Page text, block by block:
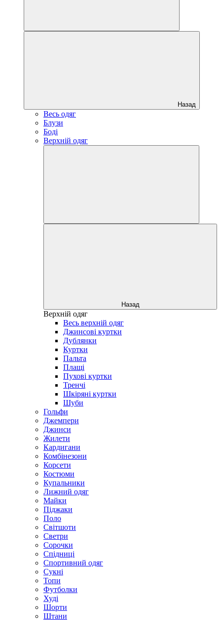
Назад
Весь одяг
Блузи
Боді
Верхній одяг
Назад
Верхній одяг
Весь верхній одяг
Джинсові куртки
Дублянки
Куртки
Пальта
Плащі
Пухові куртки
Тренчі
Шкіряні куртки
Шуби
Гольфи
Джемпери
Джинси
Жилети
Кардигани
Комбінезони
Корсети
Костюми
Купальники
Лижний одяг
Майки
Піджаки
Поло
Світшоти
Светри
Сорочки
Спідниці
Спортивний одяг
Сукні
Топи
Футболки
Худі
Шорти
Штани